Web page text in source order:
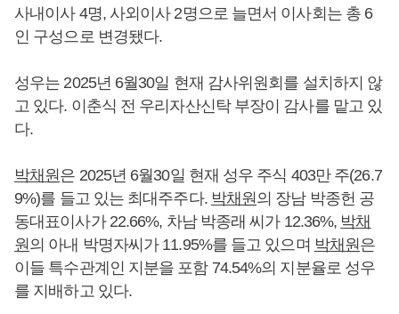
사내이사 4명, 사외이사 2명으로 늘면서 이사회는 총 6
인 구성으로 변경됐다.
성우는 2025년 6월30일 현재 감사위원회를 설치하지 않
고 있다. 이춘식 전 우리자산신탁 부장이 감사를 맡고 있
다.
박채원은 2025년 6월30일 현재 성우 주식 403만 주(26.7
9%)를 들고 있는 최대주주다. 박채원의 장남 박종헌 공
동대표이사가 22.66%, 차남 박종래 씨가 12.36%, 박채
원의 아내 박명자씨가 11.95%를 들고 있으며 박채원은
이들 특수관계인 지분을 포함 74.54%의 지분율로 성우
를 지배하고 있다.